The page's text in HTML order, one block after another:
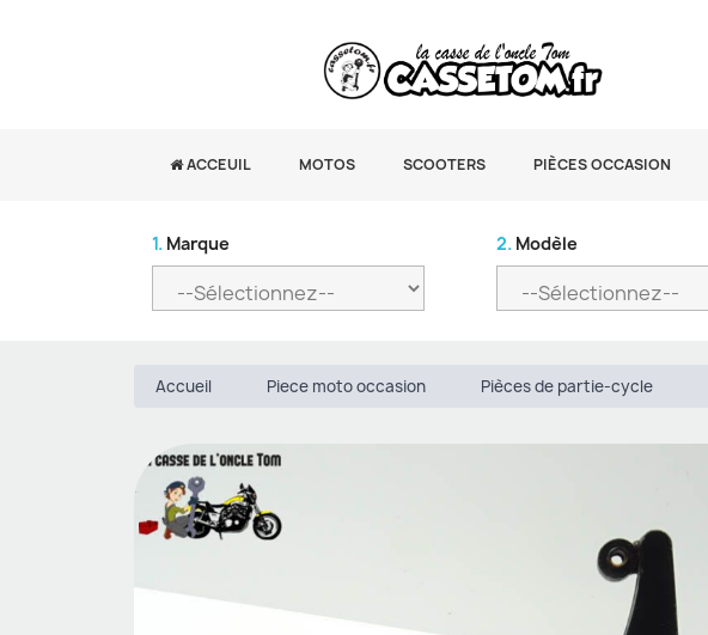
ACCEUIL MOTOS SCOOTERS PIÈCES OCCASION
1. Marque 2. Modèle
Accueil Piece moto occasion Pièces de partie-cycle